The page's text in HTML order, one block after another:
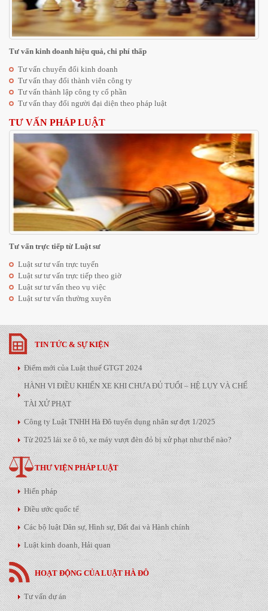
Tư vấn kinh doanh hiệu quả, chi phí thấp
Tư vấn chuyển đổi kinh doanh
Tư vấn thay đổi thành viên công ty
Tư vấn thành lập công ty cổ phần
Tư vấn thay đổi người đại diện theo pháp luật
TƯ VẤN PHÁP LUẬT
Tư vấn trực tiếp từ Luật sư
Luật sư tư vấn trực tuyến
Luật sư tư vấn trực tiếp theo giờ
Luật sư tư vấn theo vụ việc
Luật sư tư vấn thường xuyên
TIN TỨC & SỰ KIỆN
Điểm mới của Luật thuế GTGT 2024
HÀNH VI ĐIỀU KHIỂN XE KHI CHƯA ĐỦ TUỔI – HỆ LỤY VÀ CHẾ
TÀI XỬ PHẠT
Công ty Luật TNHH Hà Đô tuyển dụng nhân sự đợt 1/2025
Từ 2025 lái xe ô tô, xe máy vượt đèn đỏ bị xử phạt như thế nào?
THƯ VIỆN PHÁP LUẬT
Hiến pháp
Điều ước quốc tế
Các bộ luật Dân sự, Hình sự, Đất đai và Hành chính
Luật kinh doanh, Hải quan
HOẠT ĐỘNG CỦA LUẬT HÀ ĐÔ
Tư vấn dự án